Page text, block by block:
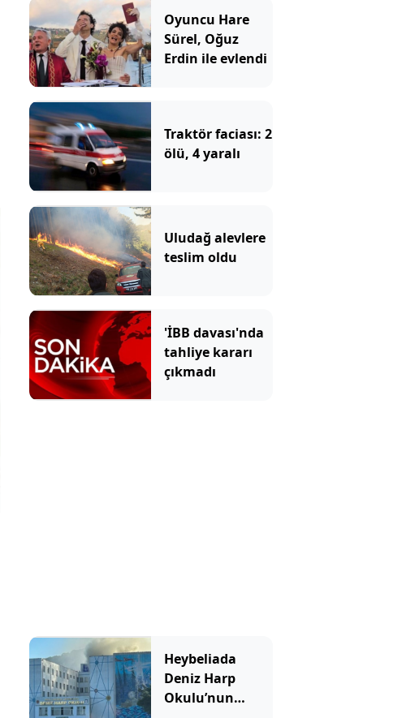
Oyuncu Hare
Sürel, Oğuz
Erdin ile evlendi
Traktör faciası: 2
ölü, 4 yaralı
Uludağ alevlere
teslim oldu
'İBB davası'nda
tahliye kararı
çıkmadı
Heybeliada
Deniz Harp
Okulu’nun